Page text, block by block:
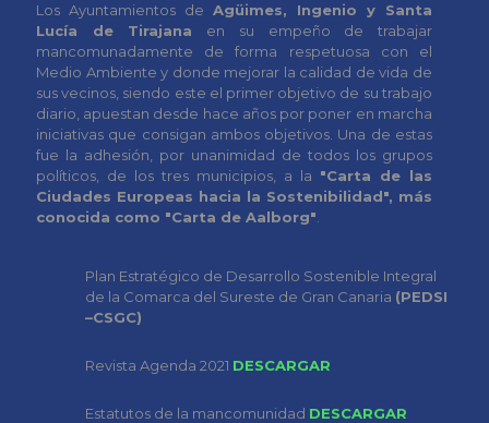
Los Ayuntamientos de Agüimes, Ingenio y Santa
Lucía de Tirajana en su empeño de trabajar
mancomunadamente de forma respetuosa con el
Medio Ambiente y donde mejorar la calidad de vida de
sus vecinos, siendo este el primer objetivo de su trabajo
diario, apuestan desde hace años por poner en marcha
iniciativas que consigan ambos objetivos. Una de estas
fue la adhesión, por unanimidad de todos los grupos
políticos, de los tres municipios, a la "Carta de las
Ciudades Europeas hacia la Sostenibilidad", más
conocida como "Carta de Aalborg"
Plan Estratégico de Desarrollo Sostenible Integral
de la Comarca del Sureste de Gran Canaria (PEDSI
–CSGC)
Revista Agenda 2021 DESCARGAR
Estatutos de la mancomunidad DESCARGAR